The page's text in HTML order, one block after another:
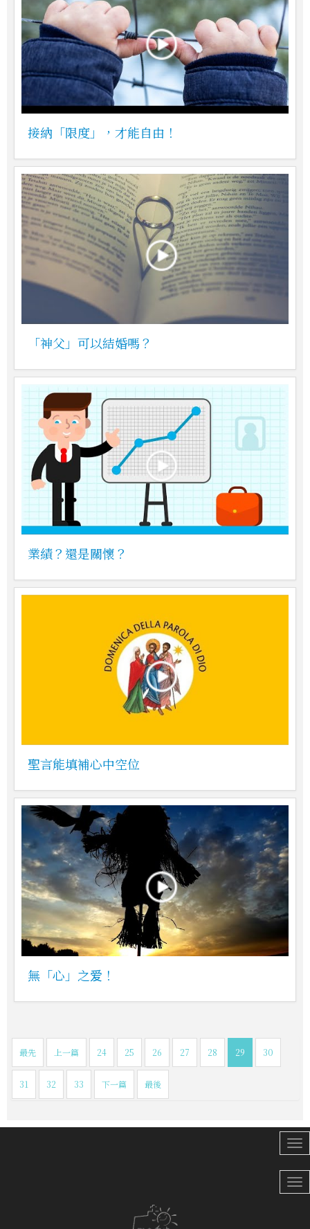
接納「限度」，才能自由！
「神父」可以結婚嗎？
業績？還是關懷？
聖言能填補心中空位
無「心」之爱！
最先 上一篇 24 25 26 27 28 29 30
31 32 33 下一篇 最後